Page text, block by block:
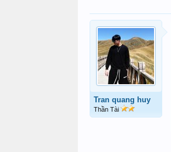
Tran quang huy
Thần Tài